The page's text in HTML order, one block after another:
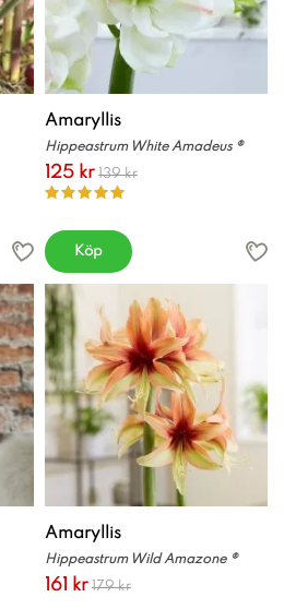
Amaryllis
Hippeastrum White Amadeus ®
125 kr 139 kr
Köp
Amaryllis
Hippeastrum Wild Amazone ®
161 kr 179 kr